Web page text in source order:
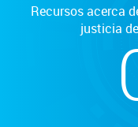
Recursos acerca
justicia